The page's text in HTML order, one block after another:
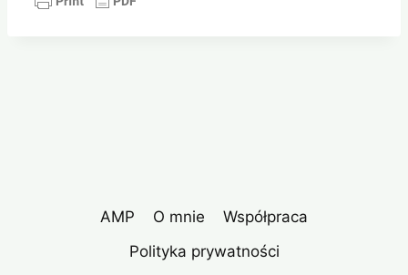
AMP O mnie
Współpraca
Polityka prywatności